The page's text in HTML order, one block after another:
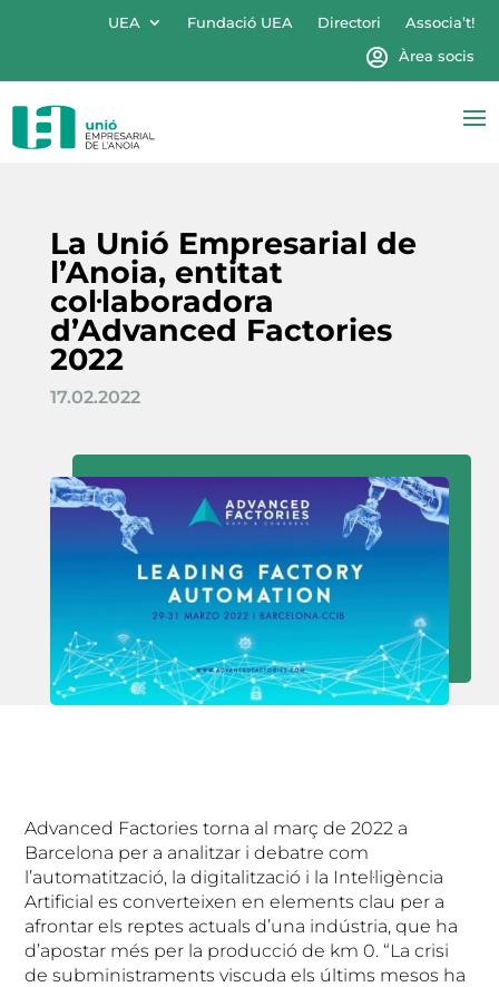
UEA Fundació UEA Directori
Associa’t!
Àrea socis
La Unió Empresarial de
l’Anoia, entitat
col·laboradora
d’Advanced Factories
2022
17.02.2022
Advanced Factories torna al març de 2022 a
Barcelona per a analitzar i debatre com
l’automatització, la digitalització i la Intel·ligència
Artificial es converteixen en elements clau per a
afrontar els reptes actuals d’una indústria, que ha
d’apostar més per la producció de km 0. “La crisi
de subministraments viscuda els últims mesos ha